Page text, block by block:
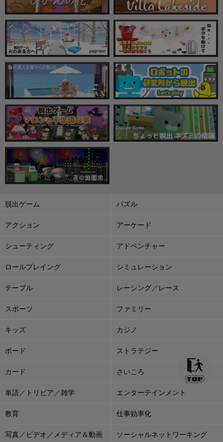
脱出ゲーム パズル
アクション アーケード
シューティング アドベンチャー
ロールプレイング シミュレーション
テーブル レーシング／レース
スポーツ ファミリー
キッズ カジノ
ボード ストラテジー
カード さいころ
単語／トリビア／雑学 エンターテインメント
教育 仕事効率化
写真／ビデオ／メディア＆動画 ソーシャルネットワーキング